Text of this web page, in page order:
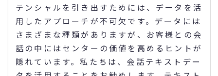
テンシャルを引き出すためには、データを活
用したアプローチが不可欠です。データには
さまざまな種類がありますが、お客様との会
話の中にはセンターの価値を高めるヒントが
隠れています。私たちは、会話テキストデー